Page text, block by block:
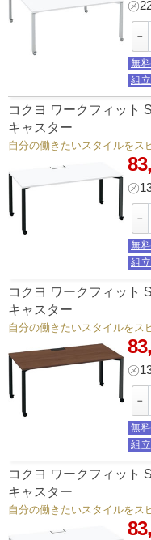
㋱
－
無
組
コクヨ ワークフィット
キャスター
自分の働きたいスタイルをス
㋱
－
無
組
コクヨ ワークフィット
キャスター
自分の働きたいスタイルをス
㋱
－
無
組
コクヨ ワークフィット
キャスター
自分の働きたいスタイルをス